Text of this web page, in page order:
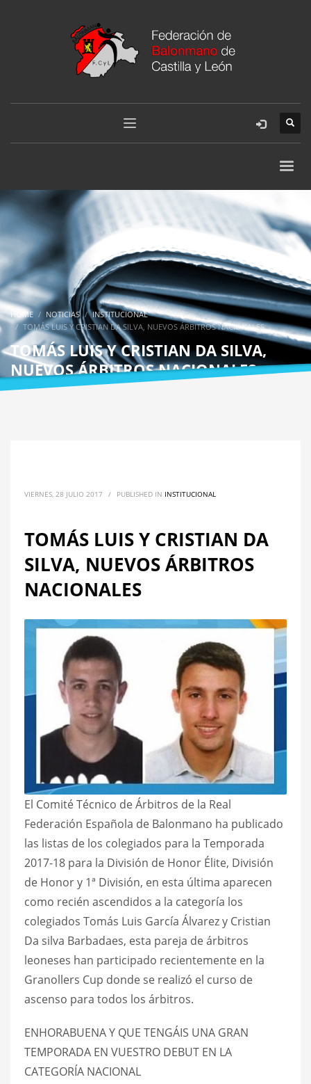
HOME NOTICIAS
INSTITUCIONAL
TOMÁS LUIS Y CRISTIAN DA SILVA, NUEVOS ÁRBITROS NACIONALES
TOMÁS LUIS Y CRISTIAN DA SILVA,
NUEVOS ÁRBITROS NACIONALES
VIERNES, 28 JULIO 2017 / PUBLISHED IN INSTITUCIONAL
TOMÁS LUIS Y CRISTIAN DA
SILVA, NUEVOS ÁRBITROS
NACIONALES
El Comité Técnico de Árbitros de la Real
Federación Española de Balonmano ha publicado
las listas de los colegiados para la Temporada
2017-18 para la División de Honor Élite, División
de Honor y 1ª División, en esta última aparecen
como recién ascendidos a la categoría los
colegiados Tomás Luis García Álvarez y Cristian
Da silva Barbadaes, esta pareja de árbitros
leoneses han participado recientemente en la
Granollers Cup donde se realizó el curso de
ascenso para todos los árbitros.
ENHORABUENA Y QUE TENGÁIS UNA GRAN
TEMPORADA EN VUESTRO DEBUT EN LA
CATEGORÍA NACIONAL